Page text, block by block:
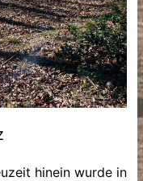
hinein wurde in